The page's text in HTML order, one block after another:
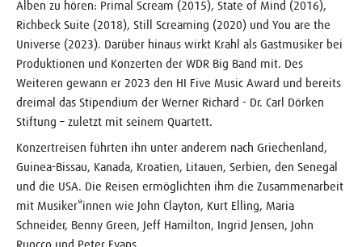
Alben zu hören: Primal Scream (2015), State of Mind (2016),
Richbeck Suite (2018), Still Screaming (2020) und You are the
Universe (2023). Darüber hinaus wirkt Krahl als Gastmusiker bei
Produktionen und Konzerten der WDR Big Band mit. Des
Weiteren gewann er 2023 den HI Five Music Award und bereits
dreimal das Stipendium der Werner Richard - Dr. Carl Dörken
Stiftung – zuletzt mit seinem Quartett.
Konzertreisen führten ihn unter anderem nach Griechenland,
Guinea-Bissau, Kanada, Kroatien, Litauen, Serbien, den Senegal
und die USA. Die Reisen ermöglichten ihm die Zusammenarbeit
mit Musiker*innen wie John Clayton, Kurt Elling, Maria
Schneider, Benny Green, Jeff Hamilton, Ingrid Jensen, John
Ruocco und Peter Evans.